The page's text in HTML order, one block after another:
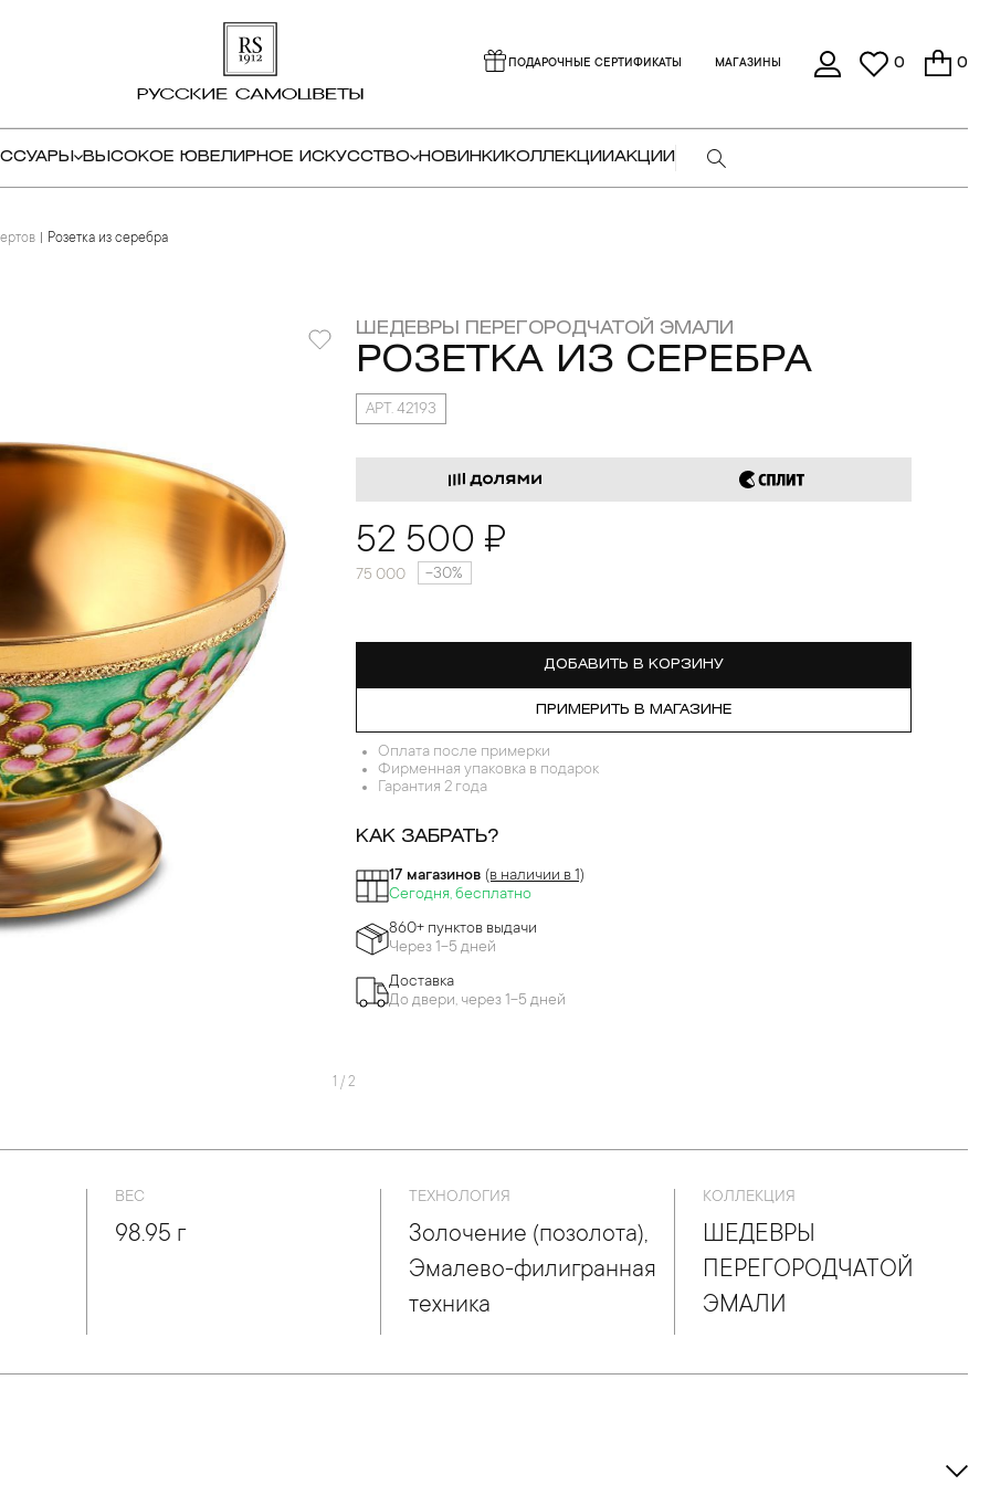
ПОДАРОЧНЫЕ СЕРТИФИКАТЫ МАГАЗИНЫ 0 0
ВЫСОКОЕ ЮВЕЛИРНОЕ ИСКУССТВО НОВИНКИ КОЛЛЕКЦИИАКЦИИ
Розетка из серебра
1 / 2
ШЕДЕВРЫ ПЕРЕГОРОДЧАТОЙ ЭМАЛИ
РОЗЕТКА ИЗ СЕРЕБРА
АРТ. 42193
52 500 ₽
75 000 -30%
ДОБАВИТЬ В КОРЗИНУ
ПРИМЕРИТЬ В МАГАЗИНЕ
Оплата после примерки
Фирменная упаковка в подарок
Гарантия 2 года
КАК ЗАБРАТЬ?
17 магазинов (в наличии в 1)
Сегодня, бесплатно
860+ пунктов выдачи
Через 1-5 дней
Доставка
До двери, через 1-5 дней
ВЕС
98.95 г
ТЕХНОЛОГИЯ
Золочение (позолота),
Эмалево-филигранная
техника
КОЛЛЕКЦИЯ
ШЕДЕВРЫ
ПЕРЕГОРОДЧАТОЙ
ЭМАЛИ